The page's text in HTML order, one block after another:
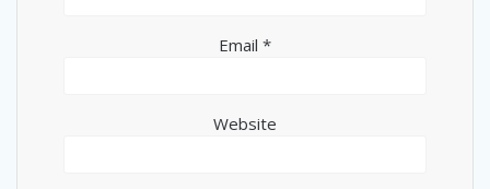
Email *
Website